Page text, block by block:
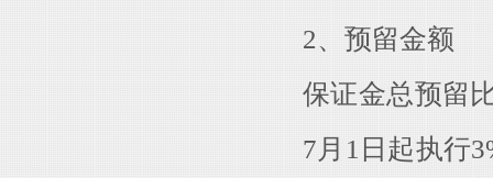
2、预留金额
保证金总预留
7月1日起执行